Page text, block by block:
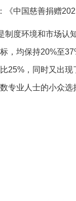
《中国慈善捐赠
制度环境和市场认
，均保持20%至
25%，同时又出
专业人士的小众选